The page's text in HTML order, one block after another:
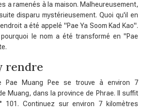
a ramenés à la maison. Malheureusement,
disparu mystérieusement. Quoi qu'il en
a été appelé "Pae Ya Soom Kad Kao".
le nom a été transformé en "Pae
rendre
Pae Muang Pee se trouve à environ 7
Muang, dans la province de Phrae. Il suffit
101. Continuez sur environ 7 kilomètres